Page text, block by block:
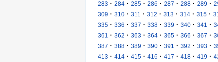
283 · 284 · 285 · 286 · 287 · 288 · 289 ·
309 · 310 · 311 · 312 · 313 · 314 · 315 ·
335 · 336 · 337 · 338 · 339 · 340 · 341 ·
361
· 362 · 363 · 364 · 365 · 366 · 367 ·
387 · 388 · 389 · 390 · 391 · 392 · 393 ·
413 · 414 · 415 · 416 · 417 · 418 · 419 ·